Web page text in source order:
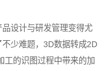
设计与研发管理变得尤
少难题，3D数据转成2D
工的识图过程中带来的加